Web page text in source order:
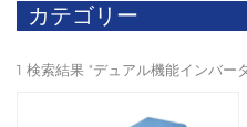
カテゴリー
1 検索結果 "デュアル機能インバー